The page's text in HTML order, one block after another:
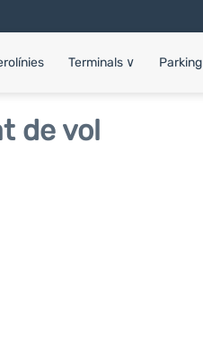
Terminals ∨ Parking
de vol